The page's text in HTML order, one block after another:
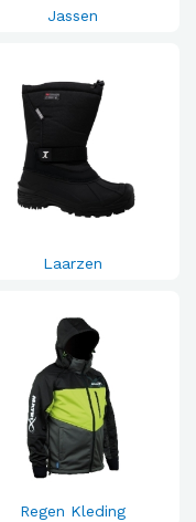
Jassen
Laarzen
Regen Kleding